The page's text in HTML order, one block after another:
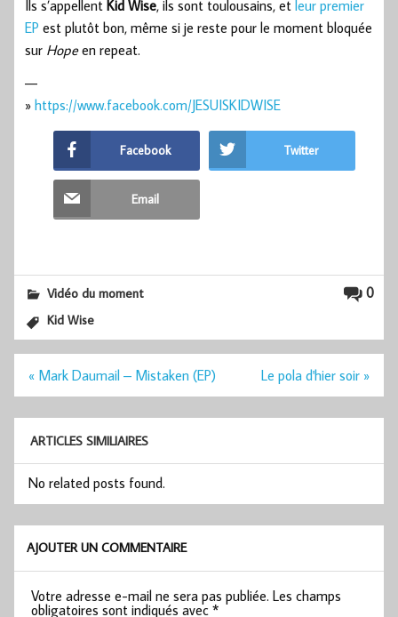
Ils s’appellent Kid Wise, ils sont toulousains, et leur premier
EP est plutôt bon, même si je reste pour le moment bloquée
sur Hopeen repeat.
—
» https://www.facebook.com/JESUISKIDWISE
Facebook Twitter
Email
0
Vidéo du moment
Kid Wise
Navigation
l’article
« Mark Daumail – Mistaken (EP) Le pola d'hier soir »
ARTICLES SIMILIAIRES
No related posts found.
AJOUTER UN COMMENTAIRE
Votre adresse e-mail ne sera pas publiée. Les champs
obligatoires sont indiqués avec*